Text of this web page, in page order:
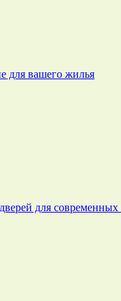
для вашего жилья
для современных